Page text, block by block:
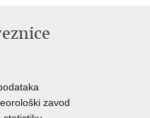
zavod